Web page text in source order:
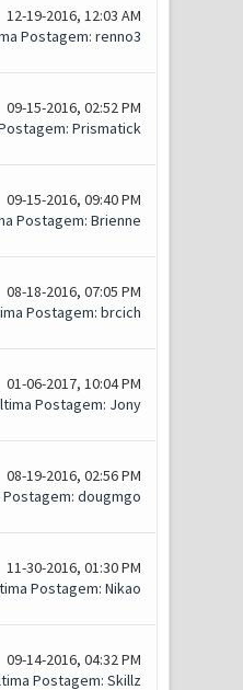
12-19-2016, 12:03 AM
Postagem: renno3
09-15-2016, 02:52 PM
: Prismatick
09-15-2016, 09:40 PM
Postagem: Brienne
08-18-2016, 07:05 PM
Postagem: brcich
01-06-2017, 10:04 PM
Postagem: Jony
08-19-2016, 02:56 PM
Postagem: dougmgo
11-30-2016, 01:30 PM
Postagem: Nikao
09-14-2016, 04:32 PM
Postagem: Skillz